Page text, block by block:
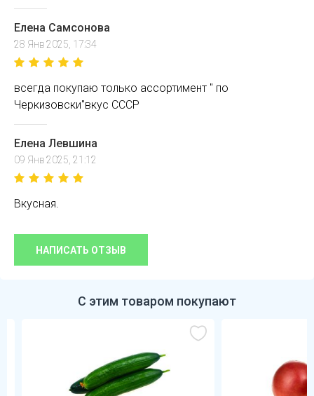
Елена Самсонова
28 Янв 2025, 17:34
всегда покупаю только ассортимент " по
Черкизовски"вкус СССР
Елена Левшина
09 Янв 2025, 21:12
Вкусная.
НАПИСАТЬ ОТЗЫВ
С этим товаром покупают